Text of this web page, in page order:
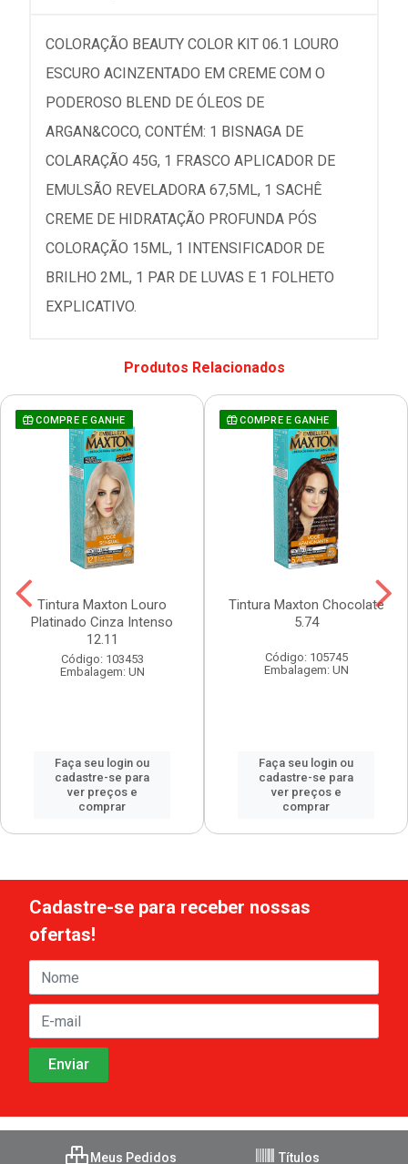
COLORAÇÃO BEAUTY COLOR KIT 06.1 LOURO
ESCURO ACINZENTADO EM CREME COM O
PODEROSO BLEND DE ÓLEOS DE
ARGAN&COCO, CONTÉM: 1 BISNAGA DE
COLARAÇÃO 45G, 1 FRASCO APLICADOR DE
EMULSÃO REVELADORA 67,5ML, 1 SACHÊ
CREME DE HIDRATAÇÃO PROFUNDA PÓS
COLORAÇÃO 15ML, 1 INTENSIFICADOR DE
BRILHO 2ML, 1 PAR DE LUVAS E 1 FOLHETO
EXPLICATIVO.
Produtos Relacionados
COMPRE E GANHE
Tintura Maxton Louro
Platinado Cinza Intenso
12.11
Código: 103453
Embalagem: UN
Faça seu login ou
cadastre-se para
ver preços e
comprar
COMPRE E GANHE
Tintura Maxton Chocolate
5.74
Código: 105745
Embalagem: UN
Faça seu login ou
cadastre-se para
ver preços e
comprar
Cadastre-se para receber nossas
ofertas!
Meus Pedidos Títulos